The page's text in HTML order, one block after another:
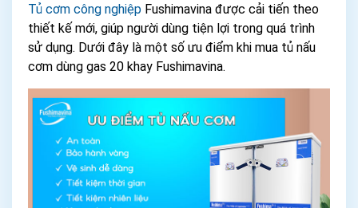
Tủ cơm công nghiệp Fushimavina được cải tiến theo
thiết kế mới, giúp người dùng tiện lợi trong quá trình
sử dụng. Dưới đây là một số ưu điểm khi mua tủ nấu
cơm dùng gas 20 khay Fushimavina.